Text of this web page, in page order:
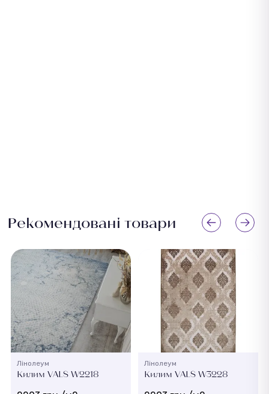
Рекомендовані товари
Лінолеум
Килим VALS W2218
Лінолеум
Килим VALS W3228